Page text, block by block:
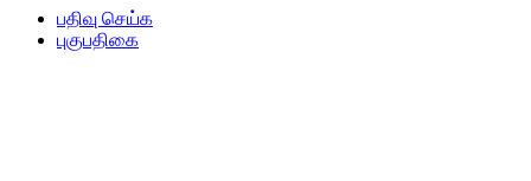
பதிவு செய்க
புகுபதிகை